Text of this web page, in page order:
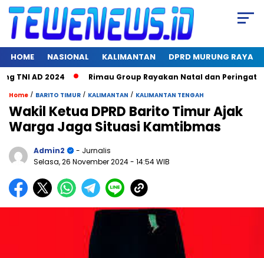
HOME NASIONAL KALIMANTAN DPRD MURUNG RAYA
AD 2024 Rimau Group Rayakan Natal dan Peringati Hari
Home / BARITO TIMUR / KALIMANTAN / KALIMANTAN TENGAH
Wakil Ketua DPRD Barito Timur Ajak
Warga Jaga Situasi Kamtibmas
Admin2
- Jurnalis
Selasa, 26 November 2024- 14:54 WIB